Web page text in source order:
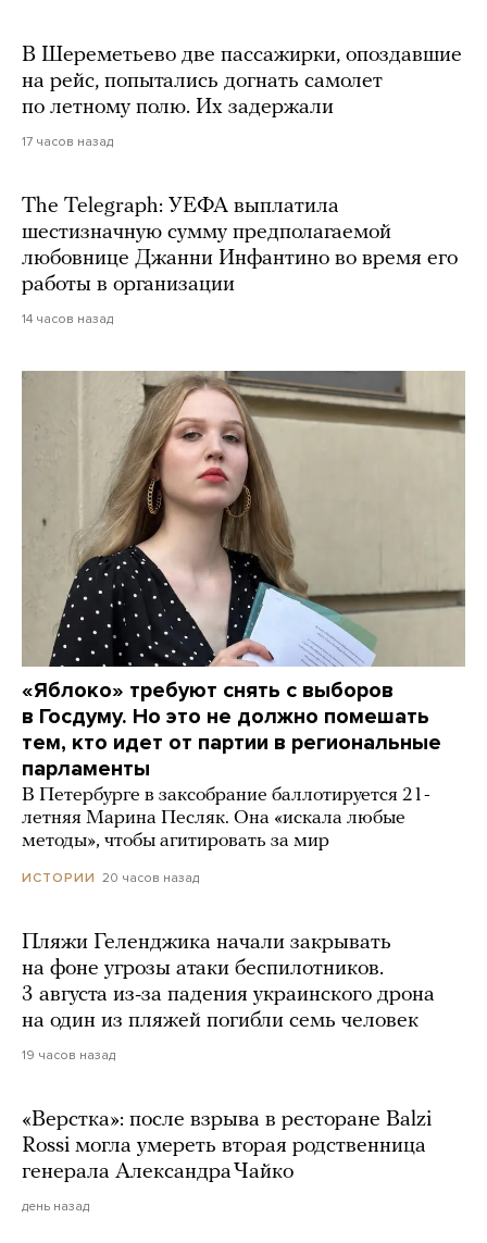
В Шереметьево две пассажирки, опоздавшие
на рейс, попытались догнать самолет
по летному полю. Их задержали
17 часов назад
The Telegraph: УЕФА выплатила
шестизначную сумму предполагаемой
любовнице Джанни Инфантино во время его
работы в организации
14 часов назад
«Яблоко» требуют снять с выборов
в Госдуму. Но это не должно помешать
тем, кто идет от партии в региональные
парламенты
В Петербурге в заксобрание баллотируется 21-
летняя Марина Песляк. Она «искала любые
методы», чтобы агитировать за мир
ИСТОРИИ 20 часов назад
Пляжи Геленджика начали закрывать
на фоне угрозы атаки беспилотников.
3 августа из-за падения украинского дрона
на один из пляжей погибли семь человек
19 часов назад
«Верстка»: после взрыва в ресторане Balzi
Rossi могла умереть вторая родственница
генерала Александра Чайко
день назад